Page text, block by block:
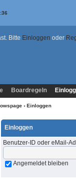
Bitte Einloggen oder
Boardregeln
› Einloggen
Einloggen
Benutzer-ID oder eMail-
Angemeldet bleiben